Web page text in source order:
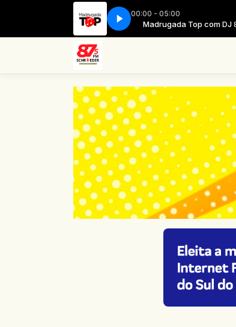
00:00 - 05:00
Madrugada Top com DJ 87 Madrugada Top com DJ 87